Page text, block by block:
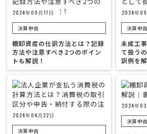
2024年09月17日
決算申告
棚卸資産の仕訳方法とは？記録
方法や注意すべき2つのポイン
トも解説！
2024年
決算申告
未成工
て扱う
訳例を
2024年04月22日
決算申告
2024年
決算申告